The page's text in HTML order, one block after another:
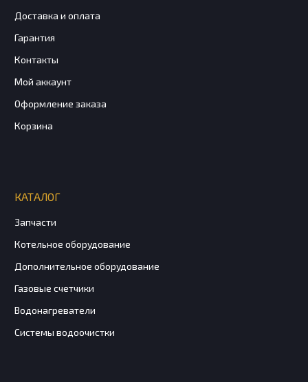
Доставка и оплата
Гарантия
Контакты
Мой аккаунт
Оформление заказа
Корзина
КАТАЛОГ
Запчасти
Котельное оборудование
Дополнительное оборудование
Газовые счетчики
Водонагреватели
Системы водоочистки